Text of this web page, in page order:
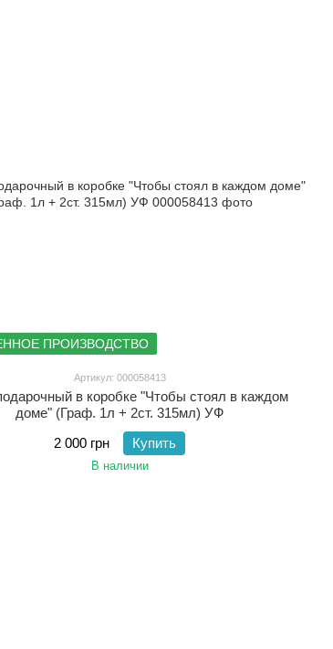
ПРОИЗВОДСТВО
Артикул: 000058413
в коробке "Чтобы стоял в каждом
доме" (Граф. 1л + 2ст. 315мл) УФ
2 000 грн
Купить
В наличии